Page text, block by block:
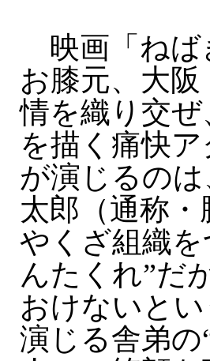
映画「ねば
お膝元、大
情を織り交
を描く痛快
が演じるの
太郎（通称
やくざ組織
んたくれ”だ
おけないと
演じる舎弟